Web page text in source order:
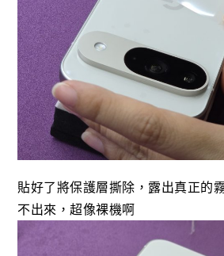
貼好了將保護層撕除，露出真正的
不出來，超像裸機啊